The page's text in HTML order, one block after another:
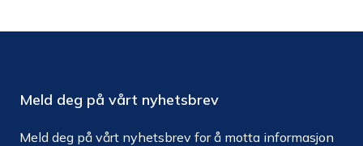
Meld deg på vårt nyhetsbrev
Meld deg på vårt nyhetsbrev for å motta informasjon